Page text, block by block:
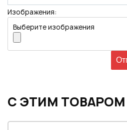
Изображения:
Выберите изображения
С ЭТИМ